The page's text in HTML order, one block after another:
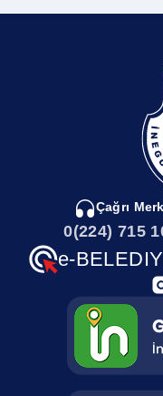
Çağrı
0(224) 715
e-